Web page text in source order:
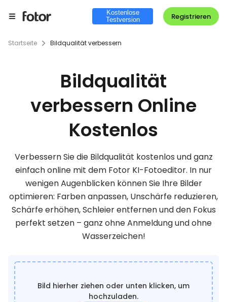
Kostenlose
Testversion
Registrieren
Startseite Bildqualität verbessern
Bildqualität
verbessern Online
Kostenlos
Verbessern Sie die Bildqualität kostenlos und ganz
einfach online mit dem Fotor KI-Fotoeditor. In nur
wenigen Augenblicken können Sie Ihre Bilder
optimieren: Farben anpassen, Unschärfe reduzieren,
Schärfe erhöhen, Schleier entfernen und den Fokus
perfekt setzen – ganz ohne Anmeldung und ohne
Wasserzeichen!
Bild hierher ziehen oder unten klicken, um
hochzuladen.